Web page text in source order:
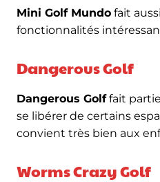
Mini Golf Mundo fait
fonctionnalités
Dangerous Golf
Dangerous Golffait
se libérer de certains
convient très bien aux
Worms Crazy Golf